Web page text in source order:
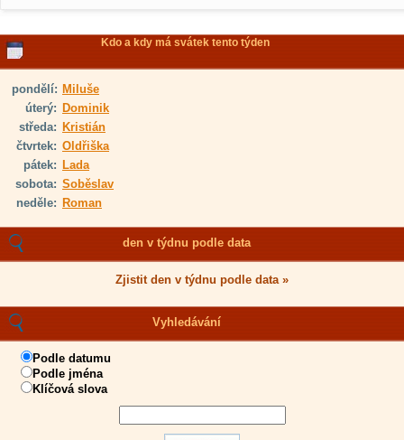
Kdo a kdy má svátek tento týden
pondělí: Miluše
úterý: Dominik
středa: Kristián
čtvrtek: Oldřiška
pátek: Lada
sobota: Soběslav
neděle: Roman
den v týdnu podle data
Zjistit den v týdnu podle data »
Vyhledávání
Podle datumu
Podle jména
Klíčová slova